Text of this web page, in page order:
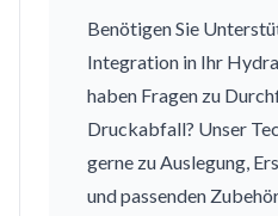
Benötigen Sie
Integration in Ihr
haben Fragen zu
Druckabfall? Unser
gerne zu Auslegung,
und passenden